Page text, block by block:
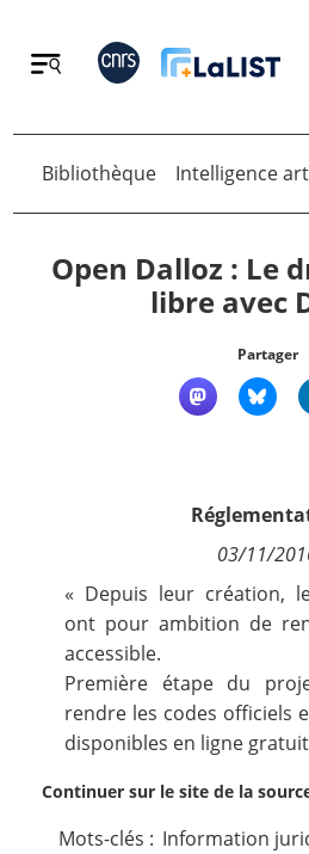
Retour
Nous suivre
Bibliothèque
Intelligence
Open Dalloz : Le
libre avec
Partager
03/11/
« Depuis leur création,
ont pour ambition de
accessible.
Première étape du
rendre les codes officiels
disponibles en ligne
Continuer sur le site de la
Mots-clés : Information